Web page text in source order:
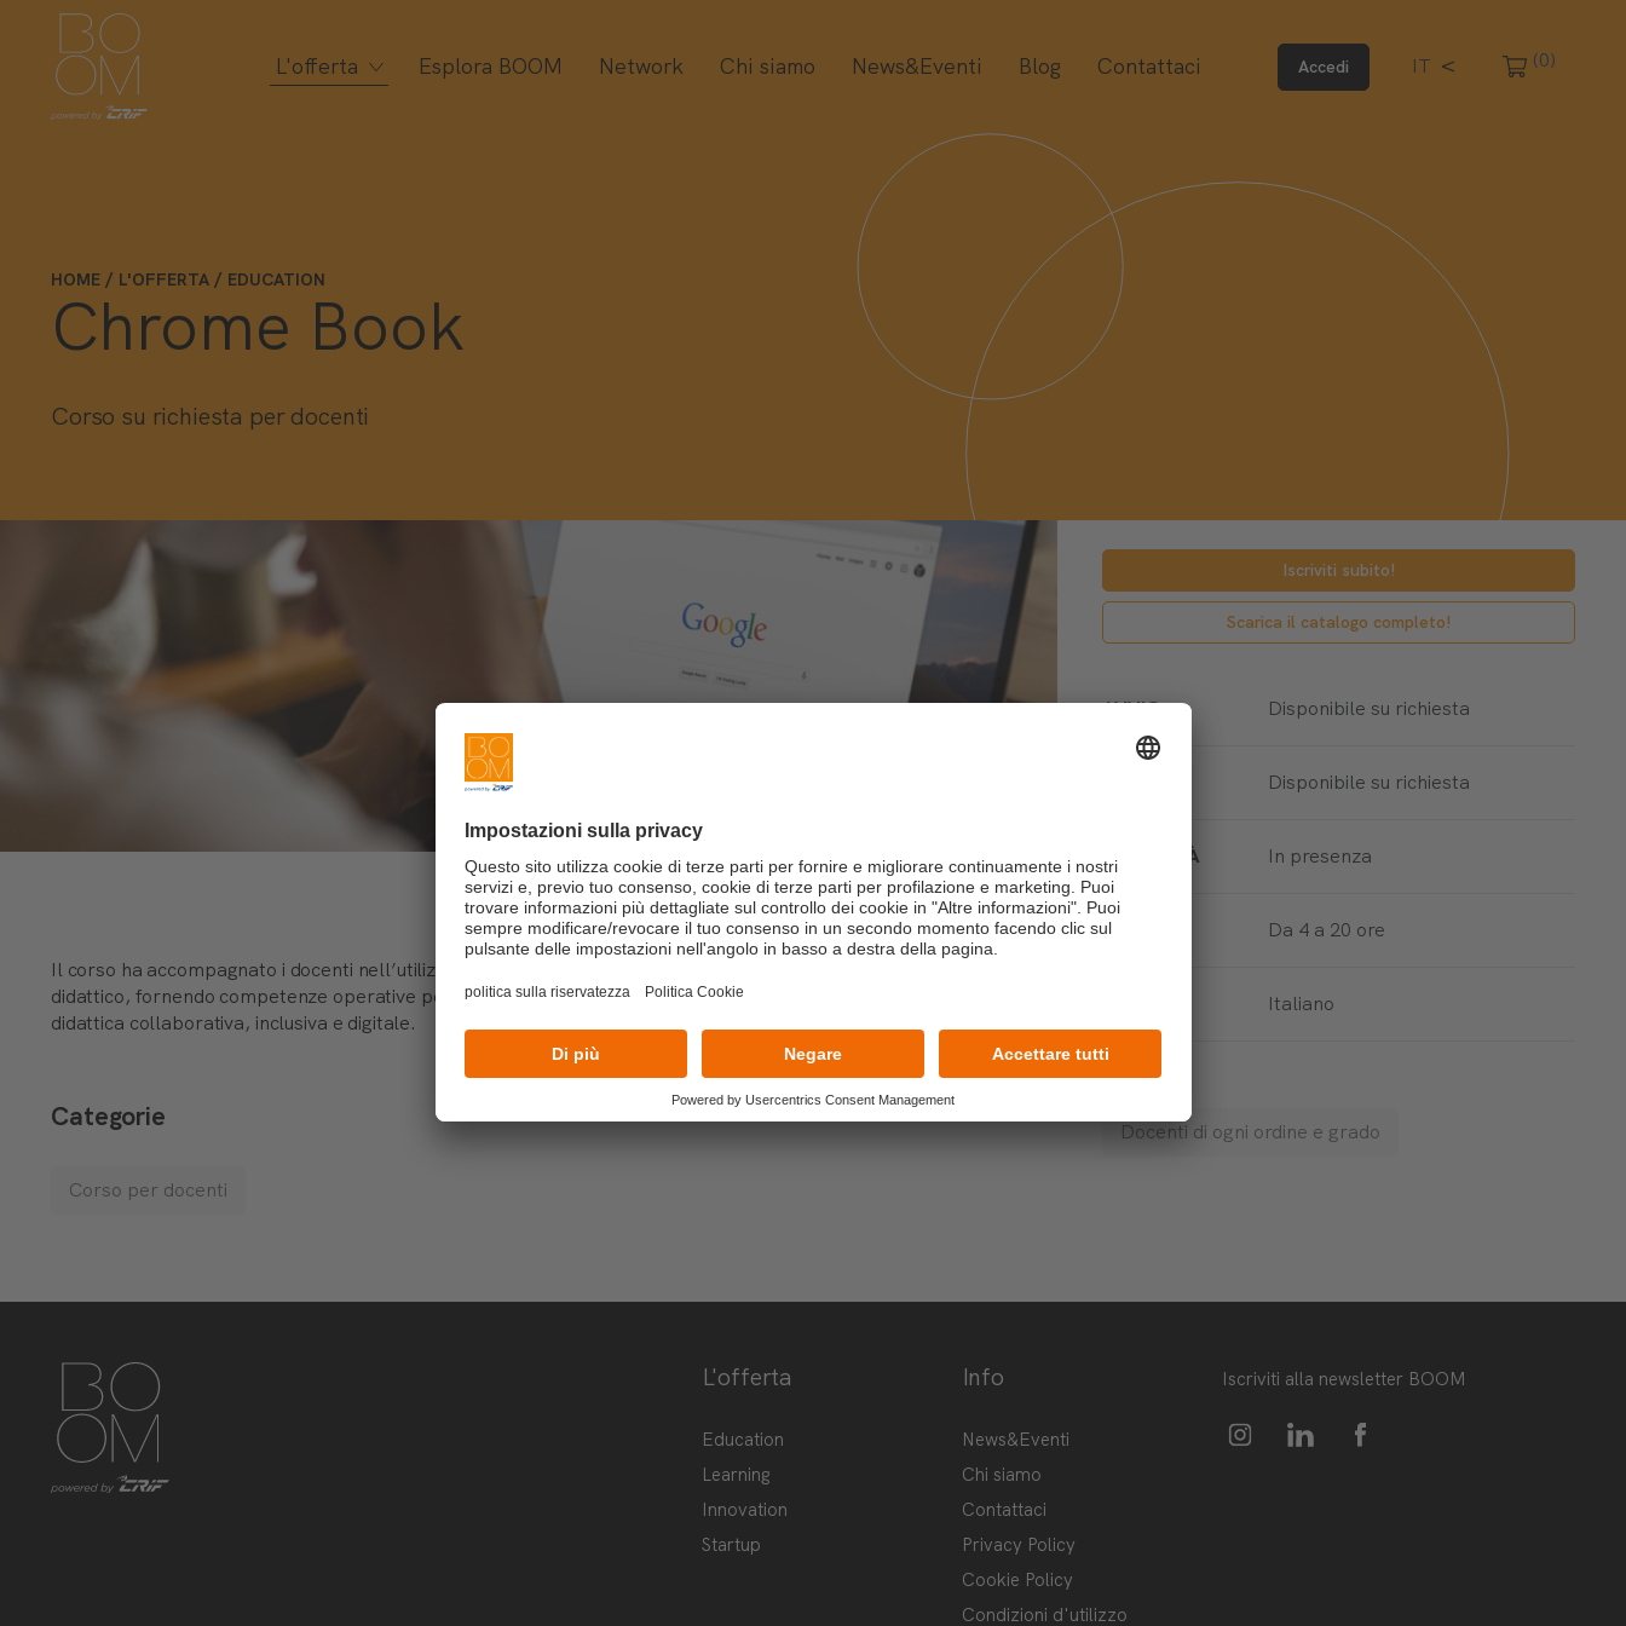
L'offerta Esplora BOOM Network Chi siamo News&Eventi Blog Contattaci Accedi IT (0)
HOME L'OFFERTA EDUCATION
Chrome Book
Corso su richiesta per docenti
Il corso ha accompagnato i docenti nell’utilizzo consapevole e funzionale del Chromebook come strumento
didattico, fornendo competenze operative per integrare le tecnologie Google nella pratica quotidiana e favorire una
didattica collaborativa, inclusiva e digitale.
Categorie
Corso per docenti
Iscriviti subito!
Scarica il catalogo completo!
AVVIO Disponibile su richiesta
Disponibile su richiesta
MODALITÀ In presenza
DURATA Da 4 a 20 ore
Italiano
PROFILO
Docenti di ogni ordine e grado
L'offerta
Education
Learning
Innovation
Startup
Info
News&Eventi
Chi siamo
Contattaci
Privacy Policy
Cookie Policy
Condizioni d'utilizzo
Iscriviti alla newsletter BOOM
https://www.instagram.com/boom_knowledgehub/
https://www.linkedin.com/showcase/boom-knowledge-hub/
https://www.facebook.com/BoomKnowledgeHub